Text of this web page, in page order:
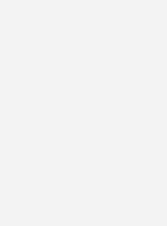
während der Pressekonferenz
zusammenhängenden
der Photovoltaik, selbiger Tag
worden. Damals hatten die
am Strommix in Deutschland,
wohl hätte mit der Lupe suchen
immer mehr an Fahrt.
LEE SH, spricht gar von einer
in Schleswig-Holstein
das windlastige Nordland, haben
rund 625 MW seien hier